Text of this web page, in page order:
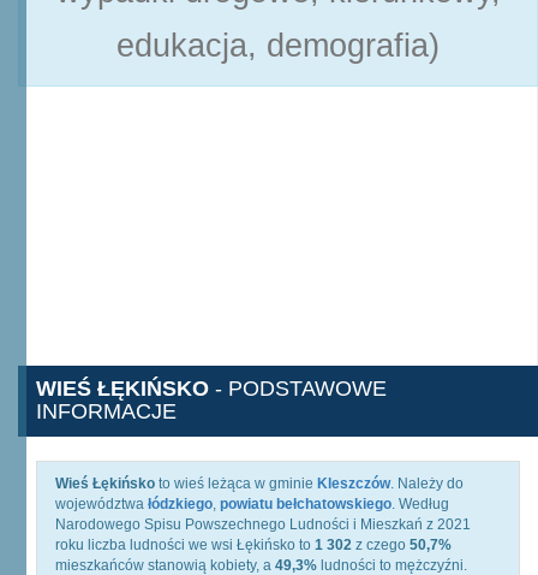
edukacja, demografia)
WIEŚ ŁĘKIŃSKO - PODSTAWOWE
INFORMACJE
Wieś Łękińsko to wieś leżąca w gminie Kleszczów. Należy do
województwa łódzkiego, powiatu bełchatowskiego. Według
Narodowego Spisu Powszechnego Ludności i Mieszkań z 2021
roku liczba ludności we wsi Łękińsko to 1 302 z czego 50,7%
mieszkańców stanowią kobiety, a 49,3% ludności to mężczyźni.